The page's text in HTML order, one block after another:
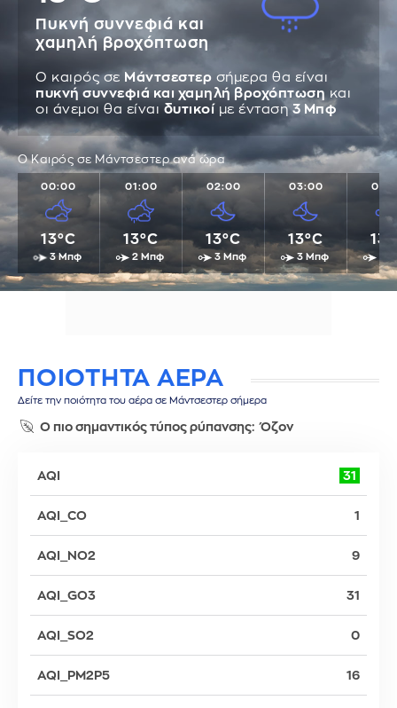
Πυκνή συννεφιά και
χαμηλή βροχόπτωση
Ο καιρός σε Μάντσεστερ σήμερα θα είναι
πυκνή συννεφιά και χαμηλή βροχόπτωση και
οι άνεμοι θα είναι δυτικοί με ένταση3 Μπφ
Ο Καιρός σε Μάντσεστερ ανά ώρα
00:00
13°C
3 Μπφ
01:00
13°C
2 Μπφ
02:00
13°C
3 Μπφ
03:00
13°C
3 Μπφ
ΠΟΙΟΤΗΤΑ ΑΕΡΑ
Δείτε την ποιότητα του αέρα σε Μάντσεστερ σήμερα
Ο πιο σημαντικός τύπος ρύπανσης: Όζον
AQI 31
AQI_CO 1
AQI_NO2 9
AQI_GO3 31
AQI_SO2 0
AQI_PM2P5 16